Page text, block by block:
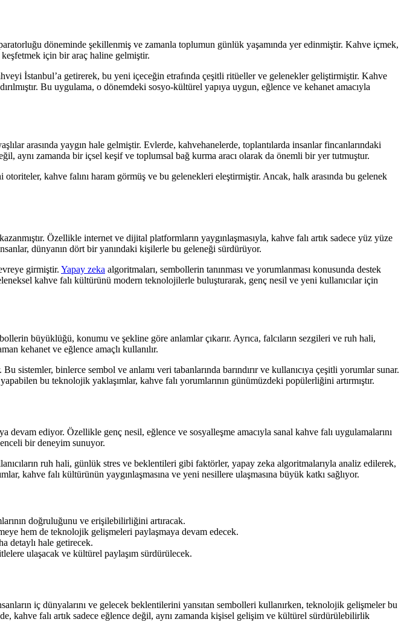
döneminde şekillenmiş ve zamanla toplumun günlük yaşamında yer edinmiştir. Kahve içmek,
keşfetmek için bir araç haline gelmiştir.
İstanbul’a getirerek, bu yeni içeceğin etrafında çeşitli ritüeller ve gelenekler geliştirmiştir. Kahve
Bu uygulama, o dönemdeki sosyo-kültürel yapıya uygun, eğlence ve kehanet amacıyla
arasında yaygın hale gelmiştir. Evlerde, kahvehanelerde, toplantılarda insanlar fincanlarındaki
aynı zamanda bir içsel keşif ve toplumsal bağ kurma aracı olarak da önemli bir yer tutmuştur.
kahve falını haram görmüş ve bu gelenekleri eleştirmiştir. Ancak, halk arasında bu gelenek
Özellikle internet ve dijital platformların yaygınlaşmasıyla, kahve falı artık sadece yüz yüze
dünyanın dört bir yanındaki kişilerle bu geleneği sürdürüyor.
girmiştir. Yapay zeka algoritmaları, sembollerin tanınması ve yorumlanması konusunda destek
kahve falı kültürünü modern teknolojilerle buluşturarak, genç nesil ve yeni kullanıcılar için
büyüklüğü, konumu ve şekline göre anlamlar çıkarır. Ayrıca, falcıların sezgileri ve ruh hali,
kehanet ve eğlence amaçlı kullanılır.
binlerce sembol ve anlamı veri tabanlarında barındırır ve kullanıcıya çeşitli yorumlar sunar.
bu teknolojik yaklaşımlar, kahve falı yorumlarının günümüzdeki popülerliğini artırmıştır.
ediyor. Özellikle genç nesil, eğlence ve sosyalleşme amacıyla sanal kahve falı uygulamalarını
bir deneyim sunuyor.
ruh hali, günlük stres ve beklentileri gibi faktörler, yapay zeka algoritmalarıyla analiz edilerek,
kahve falı kültürünün yaygınlaşmasına ve yeni nesillere ulaşmasına büyük katkı sağlıyor.
doğruluğunu ve erişilebilirliğini artıracak.
hem de teknolojik gelişmeleri paylaşmaya devam edecek.
detaylı hale getirecek.
ulaşacak ve kültürel paylaşım sürdürülecek.
iç dünyalarını ve gelecek beklentilerini yansıtan sembolleri kullanırken, teknolojik gelişmeler bu
kahve falı artık sadece eğlence değil, aynı zamanda kişisel gelişim ve kültürel sürdürülebilirlik